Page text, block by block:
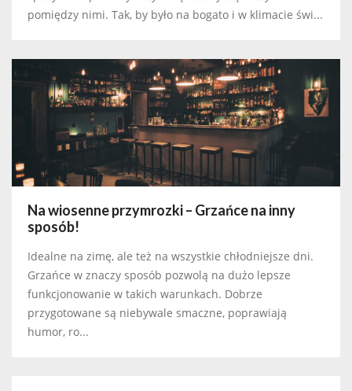
pomiędzy nimi. Tak, by było na bogato i w klimacie świ...
Na wiosenne przymrozki – Grzańce na inny
sposób!
Idealne na zimę, ale też na wszystkie chłodniejsze dni.
Grzańce w znaczy sposób pozwolą na dużo lepsze
funkcjonowanie w takich warunkach. Dobrze
przygotowane są niebywale smaczne, poprawiają
humor, ro...